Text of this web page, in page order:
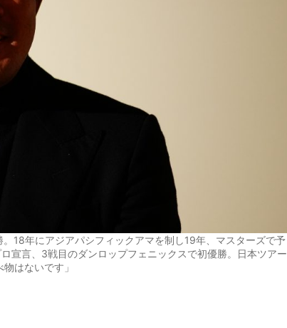
18年にアジアパシフィックアマを制し19年、マスターズで予
宣言、3戦目のダンロップフェニックスで初優勝。日本ツアー
はないです」